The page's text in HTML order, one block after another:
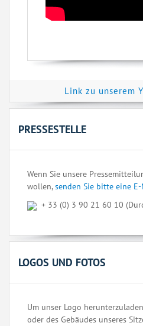
Link zu unserem
PRESSESTELLE
Wenn Sie unsere
wollen,senden Sie bitte eine
+ 33 (0) 3 90 21 60 10
LOGOS UND FOTOS
Um unser Logo
oder des Gebäudes unseres